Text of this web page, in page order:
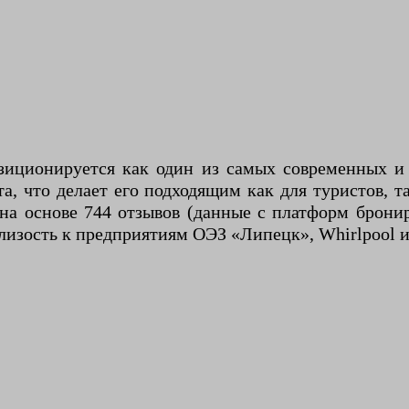
как один из самых современных
что делает его подходящим как для туристов,
основе 744 отзывов (данные с платформ
к предприятиям ОЭЗ «Липецк», Whirlpool